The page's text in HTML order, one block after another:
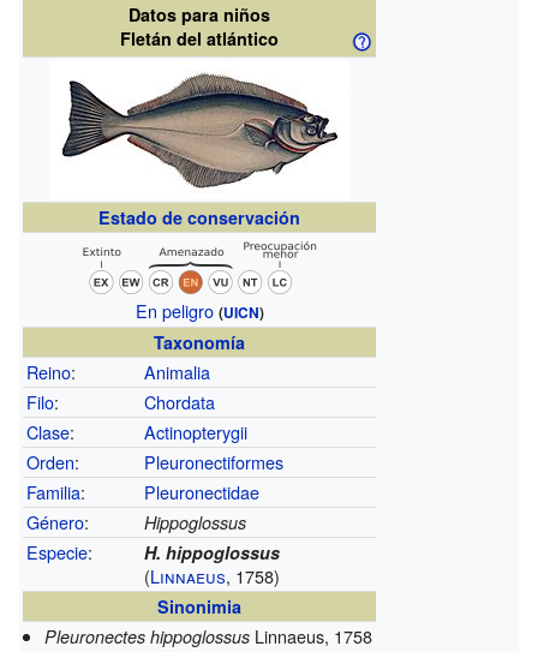
Datos para niños
Fletán del atlántico
Estado de conservación
En peligro (UICN)
Taxonomía
Reino:
Animalia
Filo:
Chordata
Clase:
Actinopterygii
Orden:
Pleuronectiformes
Familia:
Pleuronectidae
Género: Hippoglossus
Especie: H. hippoglossus
(Linnaeus, 1758)
Sinonimia
Pleuronectes hippoglossus Linnaeus, 1758